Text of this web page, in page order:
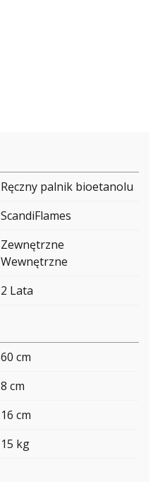
Ręczny palnik bioetanolu
ScandiFlames
Zewnętrzne
Wewnętrzne
2 Lata
60 cm
8 cm
16 cm
15 kg